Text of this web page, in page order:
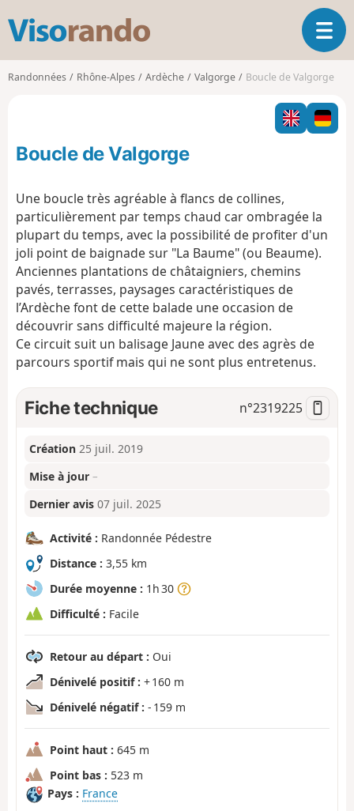
s
o
o
O
u
r
i
r
l
g
Randonnées Rhône-Alpes Ardèche Valgorge Boucle de Valgorge
Boucle de Valgorge
Une boucle très agréable à flancs de collines,
particulièrement par temps chaud car ombragée la
plupart du temps, avec la possibilité de profiter d'un
joli point de baignade sur "La Baume" (ou Beaume).
Anciennes plantations de châtaigniers, chemins
pavés, terrasses, paysages caractéristiques de
l’Ardèche font de cette balade une occasion de
découvrir sans difficulté majeure la région.
Ce circuit suit un balisage Jaune avec des agrès de
parcours sportif mais qui ne sont plus entretenus.
Fiche technique n°2319225
Création 25 juil. 2019
Mise à jour –
Dernier avis 07 juil. 2025
Activité : Randonnée Pédestre
Distance : 3,55 km
Durée moyenne : 1h 30
Difficulté : Facile
Retour au départ : Oui
Dénivelé positif : + 160 m
Dénivelé négatif : - 159 m
Point haut : 645 m
Point bas : 523 m
Pays : France